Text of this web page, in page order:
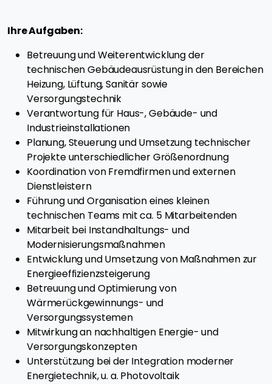
Ihre Aufgaben:
Betreuung und Weiterentwicklung der
technischen Gebäudeausrüstung in den Bereichen
Heizung, Lüftung, Sanitär sowie
Versorgungstechnik
Verantwortung für Haus-, Gebäude- und
Industrieinstallationen
Planung, Steuerung und Umsetzung technischer
Projekte unterschiedlicher Größenordnung
Koordination von Fremdfirmen und externen
Dienstleistern
Führung und Organisation eines kleinen
technischen Teams mit ca. 5 Mitarbeitenden
Mitarbeit bei Instandhaltungs- und
Modernisierungsmaßnahmen
Entwicklung und Umsetzung von Maßnahmen zur
Energieeffizienzsteigerung
Betreuung und Optimierung von
Wärmerückgewinnungs- und
Versorgungssystemen
Mitwirkung an nachhaltigen Energie- und
Versorgungskonzepten
Unterstützung bei der Integration moderner
Energietechnik, u. a. Photovoltaik